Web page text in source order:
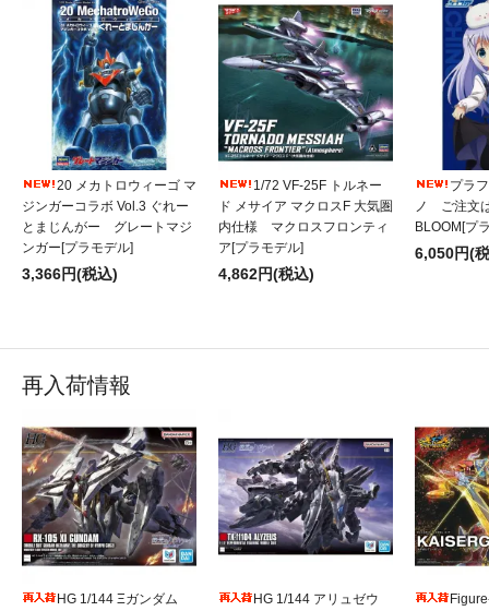
20 メカトロウィーゴ マ
ジンガーコラボ Vol.3 ぐれー
とまじんがー グレートマジ
ンガー[プラモデル]
3,366円(税込)
1/72 VF-25F トルネー
ド メサイア マクロスF 大気圏
内仕様 マクロスフロンティ
ア[プラモデル]
4,862円(税込)
プラ
ノ ご注文
BLOOM[プ
6,050円(
再入荷情報
HG 1/144 Ξガンダム
HG 1/144 アリュゼウ